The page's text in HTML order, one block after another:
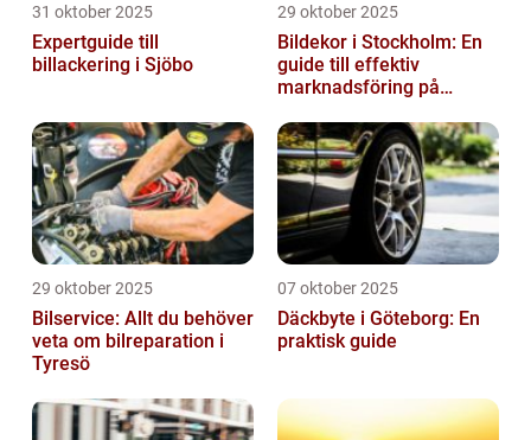
31 oktober 2025
Expertguide till
billackering i Sjöbo
29 oktober 2025
Bildekor i Stockholm: En
guide till effektiv
marknadsföring på
29 oktober 2025
Bilservice: Allt du behöver
veta om bilreparation i
Tyresö
07 oktober 2025
Däckbyte i Göteborg: En
praktisk guide